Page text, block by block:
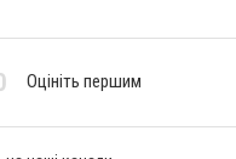
Оцініть першим